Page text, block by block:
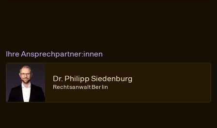
Ihre Ansprechpartner:innen
Dr. Philipp Siedenburg
Rechtsanwalt Berlin